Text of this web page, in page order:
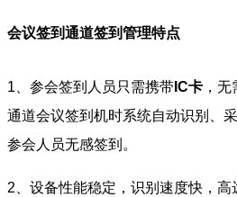
会议签到通道签到管理特点
1、参会签到人员只需携带 IC卡 ，
通道会议签到机时系统自动识别、
参会人员无感签到。
2、设备性能稳定，识别速度快，高